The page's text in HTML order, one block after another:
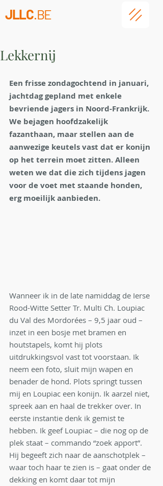
JLLC.BE
Lekkernij
Een frisse zondagochtend in januari,
jachtdag gepland met enkele
bevriende jagers in Noord-Frankrijk.
We bejagen hoofdzakelijk
fazanthaan, maar stellen aan de
aanwezige keutels vast dat er konijn
op het terrein moet zitten. Alleen
weten we dat die zich tijdens jagen
voor de voet met staande honden,
erg moeilijk aanbieden.
Wanneer ik in de late namiddag de Ierse
Rood-Witte Setter Tr. Multi Ch. Loupiac
du Val des Mordorées – 9,5 jaar oud –
inzet in een bosje met bramen en
houtstapels, komt hij plots
uitdrukkingsvol vast tot voorstaan. Ik
neem een foto, sluit mijn wapen en
benader de hond. Plots springt tussen
mij en Loupiac een konijn. Ik aarzel niet,
spreek aan en haal de trekker over. In
eerste instantie denk ik gemist te
hebben. Ik geef Loupiac – die nog op de
plek staat – commando “zoek apport”.
Hij begeeft zich naar de aanschotplek –
waar toch haar te zien is – gaat onder de
dekking en komt daar tot mijn